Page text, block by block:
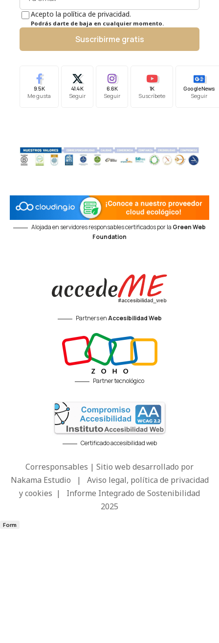
Acepto la política de privacidad.
Podrás darte de baja en cualquier momento.
Suscribirme gratis
9.5K
Me gusta
41.4K
Seguir
6.6K
Seguir
1K
Suscríbete
Google News
Seguir
Alojada en servidores responsables certificados por la Green Web
Foundation
Partners enAccesibilidad Web
Partner tecnológico
Certificado accesibilidad web
Corresponsables | Sitio web desarrollado por
Nakama Estudio | Aviso legal, política de privacidad
y cookies | Informe Integrado de Sostenibilidad
2025
Form